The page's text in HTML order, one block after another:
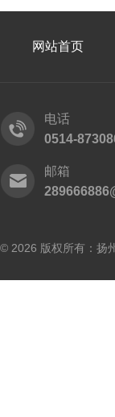
网站首页
电话
0514-
邮箱
© 2026 版权所有：扬